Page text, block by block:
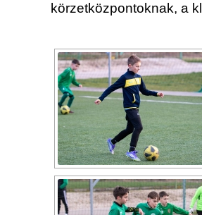
körzetközpontoknak, a